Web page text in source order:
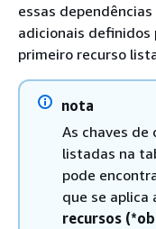
essas
adicionais definidos
primeiro recurso
nota
As chaves de
listadas na
pode
que se aplica
recursos